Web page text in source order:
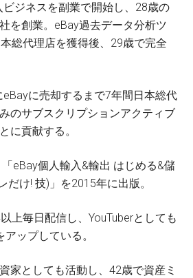
ジネスを副業で開始し、28歳の
を創業。eBay過去データ分析ツ
総代理店を獲得後、29歳で完全
に売却するまで7年間日本総代
のサブスクリプションアクティブ
に貢献する。
eBay個人輸入&輸出 はじめる&儲
だけ! 技)」を2015年に出版。
上毎日配信し、YouTuberとしても
ップしている。
家としても活動し、42歳で資産ミ